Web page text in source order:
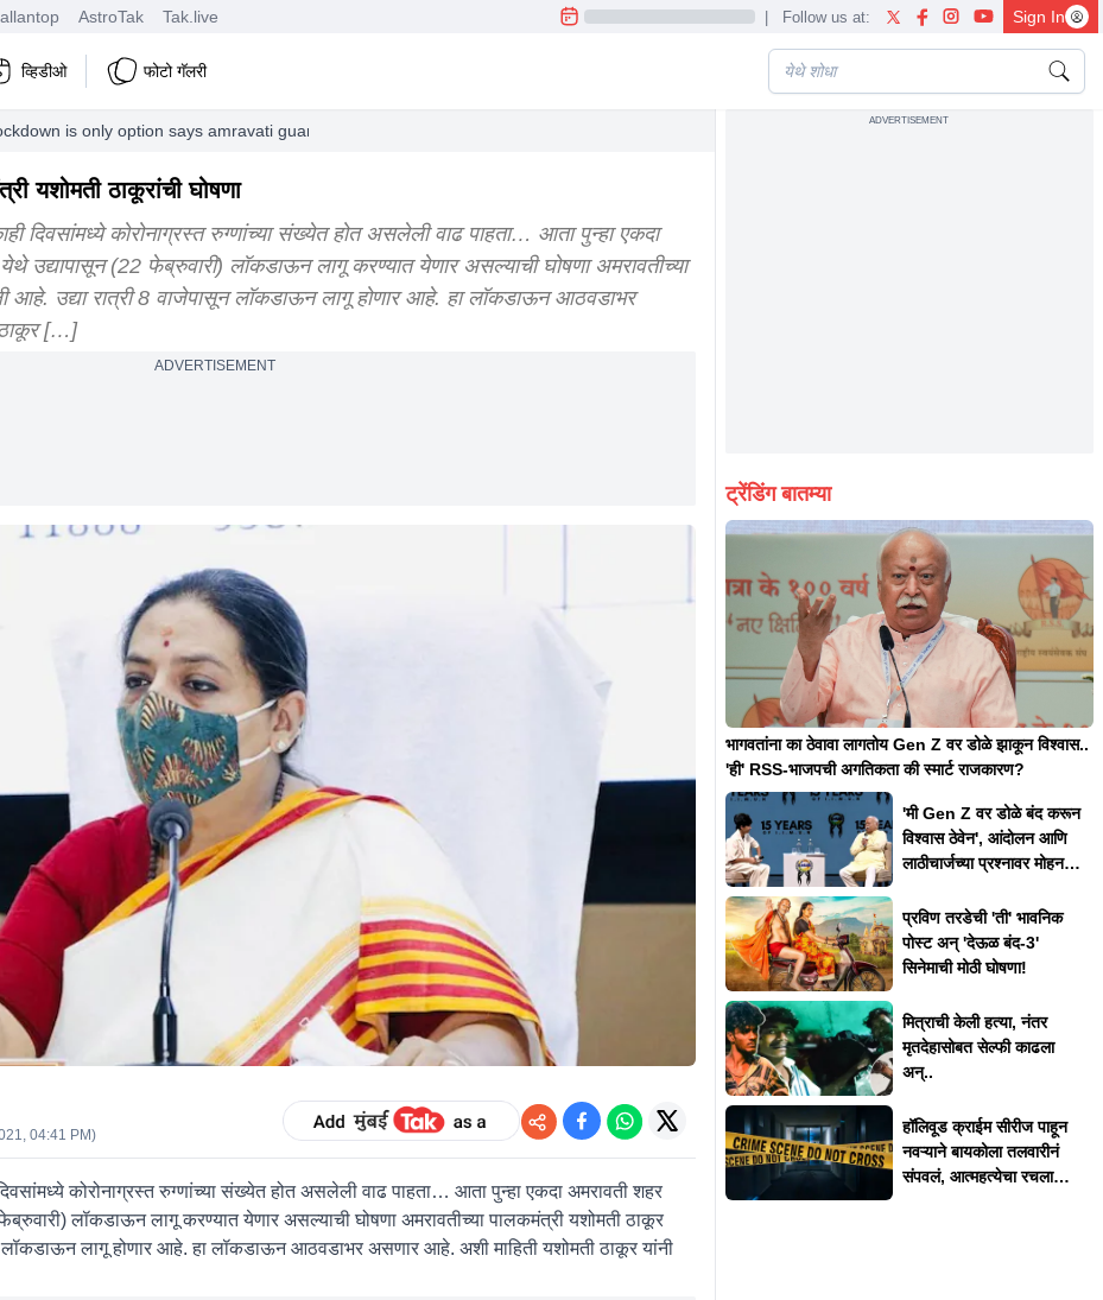
AstroTak Tak.live | Follow us at: Sign In
व्हिडीओ फोटो गॅलरी
is only option says amravati guardian minister yashomati thakur
यशोमती ठाकूरांची घोषणा
दिवसांमध्ये कोरोनाग्रस्त रुग्णांच्या संख्येत होत असलेली वाढ पाहता… आता पुन्हा एकदा
(22 फेब्रुवारी) लॉकडाऊन लागू करण्यात येणार असल्याची घोषणा अमरावतीच्या
आहे. उद्या रात्री 8 वाजेपासून लॉकडाऊन लागू होणार आहे. हा लॉकडाऊन आठवडाभर
ठाकूर […]
ADVERTISEMENT
04:41 PM)
कोरोनाग्रस्त रुग्णांच्या संख्येत होत असलेली वाढ पाहता… आता पुन्हा एकदा अमरावती शहर
लॉकडाऊन लागू करण्यात येणार असल्याची घोषणा अमरावतीच्या पालकमंत्री यशोमती ठाकूर
लॉकडाऊन लागू होणार आहे. हा लॉकडाऊन आठवडाभर असणार आहे. अशी माहिती यशोमती ठाकूर यांनी
ADVERTISEMENT
ट्रेंडिंग बातम्या
भागवतांना का ठेवावा लागतोय Gen Z वर डोळे झाकून विश्वास..
'ही' RSS-भाजपची अगतिकता की स्मार्ट राजकारण?
'मी Gen Z वर डोळे बंद करून
विश्वास ठेवेन', आंदोलन आणि
लाठीचार्जच्या प्रश्नावर मोहन
प्रविण तरडेची 'ती' भावनिक
पोस्ट अन् 'देऊळ बंद-3'
सिनेमाची मोठी घोषणा!
मित्राची केली हत्या, नंतर
मृतदेहासोबत सेल्फी काढला
अन्..
हॉलिवूड क्राईम सीरीज पाहून
नवऱ्याने बायकोला तलवारीनं
संपवलं, आत्महत्येचा रचला